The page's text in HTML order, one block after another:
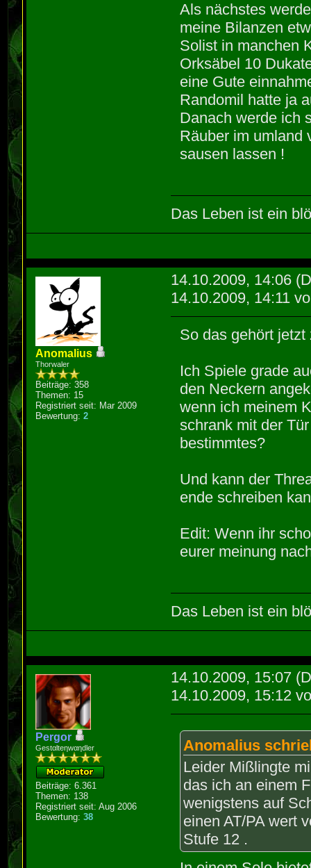
Als nächstes
meine Bilanzen
Solist in manchen
Orksäbel 10
eine Gute
Randomil hatte ja
Danach werde ich
Räuber im umland
sausen lassen !
Das Leben ist ein
Anomalius
Thorwaler
Beiträge: 358
Themen: 15
Registriert seit: Mar 2009
Bewertung:2
14.10.2009, 14:06
14.10.2009, 14:11
So das gehört
Ich Spiele grade
den Neckern
wenn ich meinem
schrank mit der
bestimmtes?
Und kann der
ende schreiben
Edit: Wenn ihr
eurer meinung
Das Leben ist ein
Pergor
Gestαlteηwαηdler
Beiträge: 6.361
Themen: 138
Registriert seit: Aug 2006
Bewertung:38
14.10.2009, 15:07
14.10.2009, 15:12
Anomalius
Leider Mißlingte
das ich an einem
wenigstens auf
einen AT/PA wert
Stufe 12 .